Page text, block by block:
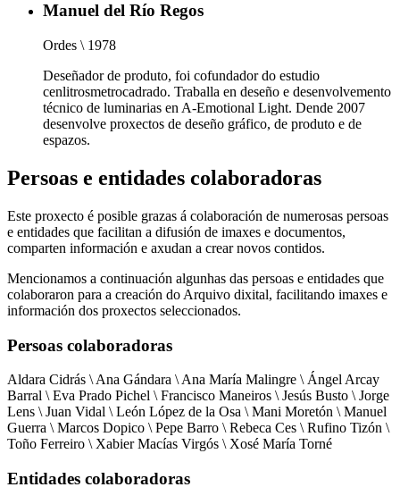
Manuel del Río Regos
Ordes \ 1978
Deseñador de produto, foi cofundador do estudio
cenlitrosmetrocadrado. Traballa en deseño e desenvolvemento
técnico de luminarias en A-Emotional Light. Dende 2007
desenvolve proxectos de deseño gráfico, de produto e de
espazos.
Persoas e entidades colaboradoras
Este proxecto é posible grazas á colaboración de numerosas persoas
e entidades que facilitan a difusión de imaxes e documentos,
comparten información e axudan a crear novos contidos.
Mencionamos a continuación algunhas das persoas e entidades que
colaboraron para a creación do Arquivo dixital, facilitando imaxes e
información dos proxectos seleccionados.
Persoas colaboradoras
Aldara Cidrás \ Ana Gándara \ Ana María Malingre \ Ángel Arcay
Barral \ Eva Prado Pichel \ Francisco Maneiros \ Jesús Busto \ Jorge
Lens \ Juan Vidal \ León López de la Osa \ Mani Moretón \ Manuel
Guerra \ Marcos Dopico \ Pepe Barro \ Rebeca Ces \ Rufino Tizón \
Toño Ferreiro \ Xabier Macías Virgós \ Xosé María Torné
Entidades colaboradoras